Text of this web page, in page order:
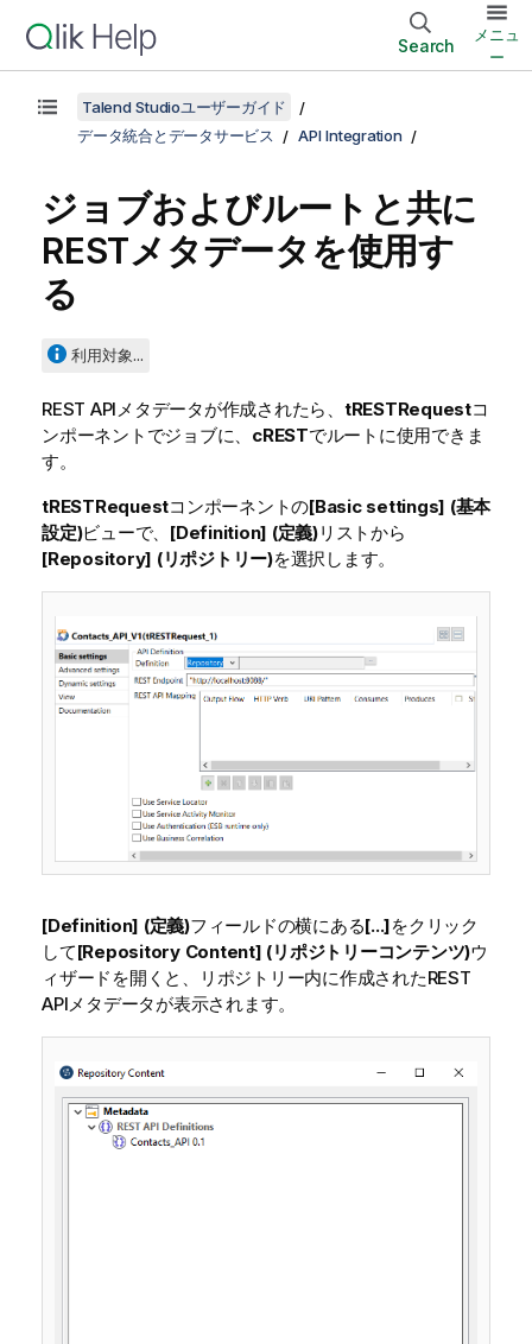
Search
メニュ
ー
Talend Studioユーザーガイド
データ統合とデータサービス
API Integration
ジョブおよびルートと共に
RESTメタデータを使用す
る
利用対象...
REST APIメタデータが作成されたら、 tRESTRequestコ
ンポーネントでジョブに、 cRESTでルートに使用できま
す。
tRESTRequestコンポーネントの[Basic settings] (基本
設定)ビューで、 [Definition] (定義)リストから
[Repository] (リポジトリー)を選択します。
[Definition] (定義)フィールドの横にある[...]をクリック
して[Repository Content] (リポジトリーコンテンツ)ウ
ィザードを開くと、リポジトリー内に作成されたREST
APIメタデータが表示されます。